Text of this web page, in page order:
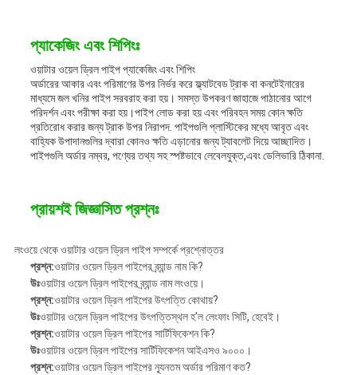
প্যাকেজিং এবং শিপিংঃ
ওয়াটার ওয়েল ড্রিল পাইপ প্যাকেজিং এবং শিপিং
অর্ডারের আকার এবং পরিমাণের উপর নির্ভর করে ফ্ল্যাটবেড ট্রাক বা কনটেইনারের
মাধ্যমে জল খনির পাইপ সরবরাহ করা হয়। সমস্ত উপকরণ জাহাজে পাঠানোর আগে
পরিদর্শন এবং পরীক্ষা করা হয়।পাইপ লোড করা হয় এবং পরিবহন সময় কোন ক্ষতি
প্রতিরোধ করার জন্য ট্রাক উপর নিরাপদ. পাইপগুলি প্লাস্টিকের মধ্যে আবৃত এবং
বাহ্যিক উপাদানগুলির দ্বারা কোনও ক্ষতি এড়ানোর জন্য ট্যাবলেট দিয়ে আচ্ছাদিত।
পাইপগুলি অর্ডার নম্বর, পণ্যের তথ্য সহ স্পষ্টভাবে লেবেলযুক্ত,এবং ডেলিভারি ঠিকানা.
প্রায়শই জিজ্ঞাসিত প্রশ্নঃ
লংওয়ে থেকে ওয়াটার ওয়েল ড্রিল পাইপ সম্পর্কে প্রশ্নোত্তর
প্রশ্ন:ওয়াটার ওয়েল ড্রিল পাইপের ব্র্যান্ড নাম কি?
উঃওয়াটার ওয়েল ড্রিল পাইপের ব্র্যান্ড নাম লংওয়ে।
প্রশ্ন:ওয়াটার ওয়েল ড্রিল পাইপের উৎপত্তি কোথায়?
উঃওয়াটার ওয়েল ড্রিল পাইপের উৎপত্তিস্থল হ'ল লেংফাং সিটি, হেবেই।
প্রশ্ন:ওয়াটার ওয়েল ড্রিল পাইপের সার্টিফিকেশন কি?
উঃওয়াটার ওয়েল ড্রিল পাইপের সার্টিফিকেশন আইএসও ৯০০০।
প্রশ্ন:ওয়াটার ওয়েল ড্রিল পাইপের ন্যূনতম অর্ডার পরিমাণ কত?